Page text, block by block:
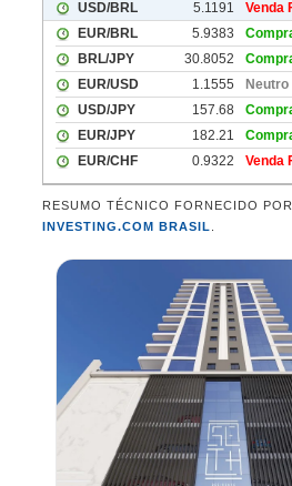
RESUMO TÉCNICO FORNECIDO POR
INVESTING.COM BRASIL